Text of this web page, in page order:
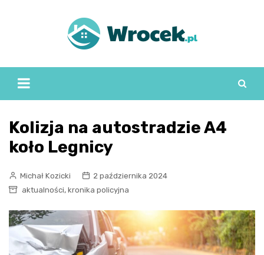
Kolizja na autostradzie A4
koło Legnicy
Michał Kozicki
2 października 2024
aktualności, kronika policyjna